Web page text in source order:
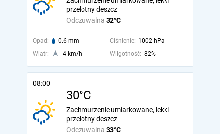
Odczuwalna 32°C
przelotny deszcz
Opad: 0.6 mm Ciśnienie: 1002 hPa
Wiatr:
4 km/h Wilgotność: 82%
08:00
30°C
Odczuwalna 33°C
Zachmurzenie umiarkowane, lekki
przelotny deszcz